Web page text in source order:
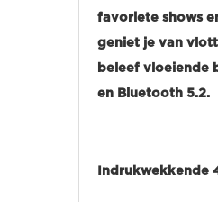
favoriete shows
geniet je van
beleef vloeiende
en Bluetooth 5.2.
Indrukwekkende